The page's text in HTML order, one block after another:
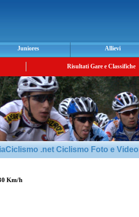
Juniores Allievi
Risultati Gare e Classifiche
.net Ciclismo Foto e Video
Km/h